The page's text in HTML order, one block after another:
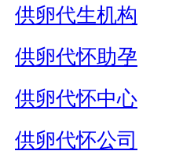
供卵代生机构
供卵代怀助孕
供卵代怀中心
供卵代怀公司